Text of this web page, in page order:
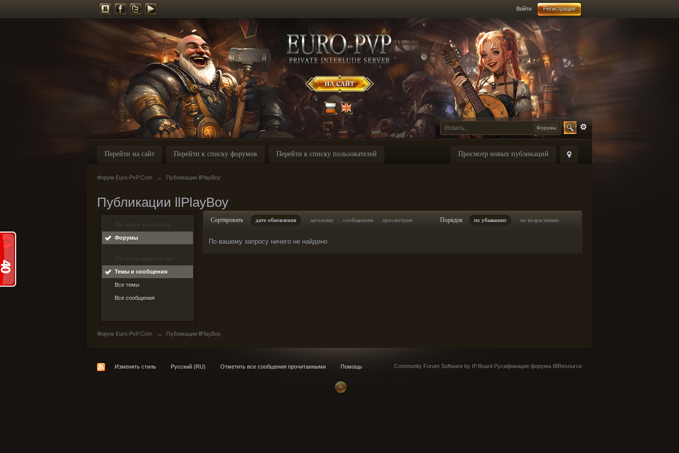
Войти Регистрация
Форумы
Просмотр новых публикаций
Перейти на сайт Перейти к списку форумов Перейти к списку пользователей
Форум Euro-PvP.Com → Публикации llPlayBoy
Публикации llPlayBoy
По типу контента
Форумы
По пользователю
Темы и сообщения
Все темы
Все сообщения
Сортировать дате обновления заголовку сообщениям просмотрам Порядок по убыванию по возрастанию
По вашему запросу ничего не найдено.
Форум Euro-PvP.Com → Публикации llPlayBoy
Изменить стиль Русский (RU) Отметить все сообщения прочитанными Помощь Community Forum Software by IP.Board Русификация форума IBResource